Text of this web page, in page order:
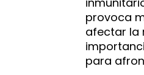
provoca
afectar la
para